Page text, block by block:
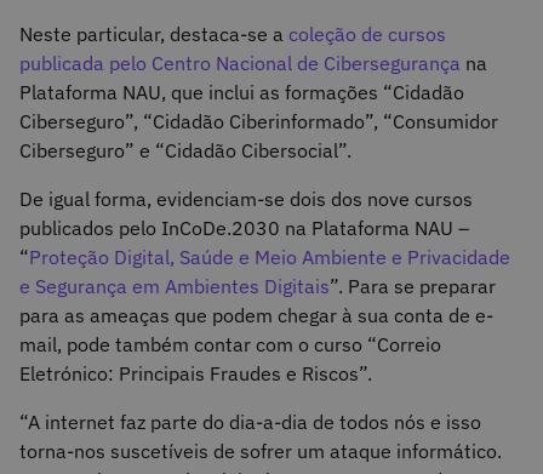
Neste particular, destaca-se a coleção de cursos
publicada pelo Centro Nacional de Cibersegurança na
Plataforma NAU, que inclui as formações “Cidadão
Ciberseguro”, “Cidadão Ciberinformado”, “Consumidor
Ciberseguro” e “Cidadão Cibersocial”.
De igual forma, evidenciam-se dois dos nove cursos
publicados pelo InCoDe.2030 na Plataforma NAU –
“Proteção Digital, Saúde e Meio Ambiente e Privacidade
e Segurança em Ambientes Digitais”. Para se preparar
para as ameaças que podem chegar à sua conta de e-
mail, pode também contar com o curso “Correio
Eletrónico: Principais Fraudes e Riscos”.
“A internet faz parte do dia-a-dia de todos nós e isso
torna-nos suscetíveis de sofrer um ataque informático.